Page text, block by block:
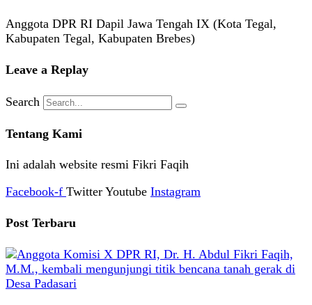
Anggota DPR RI Dapil Jawa Tengah IX (Kota Tegal,
Kabupaten Tegal, Kabupaten Brebes)
Leave a Replay
Search
Tentang Kami
Ini adalah website resmi Fikri Faqih
Facebook-f Twitter Youtube Instagram
Post Terbaru